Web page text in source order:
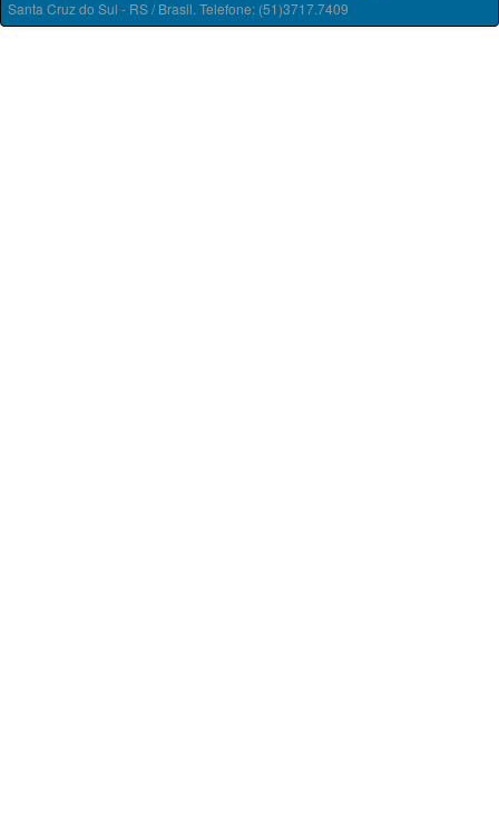
Santa Cruz do Sul - RS / Brasil. Telefone: (51)3717.7409